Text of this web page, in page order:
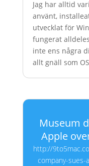
Jag har alltid
använt,
utvecklat för
fungerat
inte ens några
allt gnäll som
Museum
Apple
http://
company-